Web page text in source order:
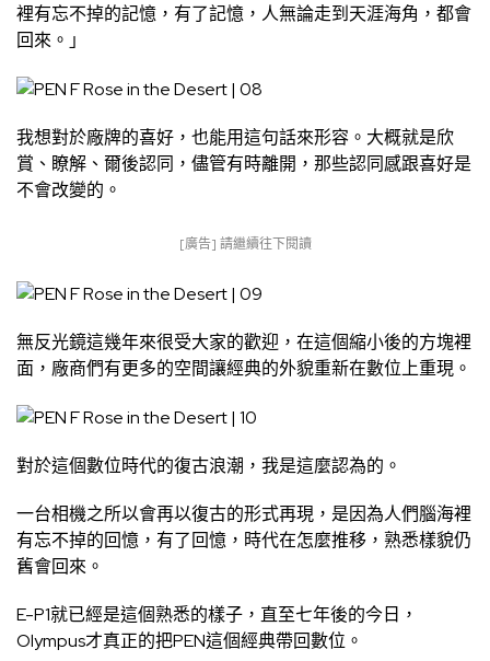
裡有忘不掉的記憶，有了記憶，人無論走到天涯海角，都會
回來。」
我想對於廠牌的喜好，也能用這句話來形容。大概就是欣
賞、瞭解、爾後認同，儘管有時離開，那些認同感跟喜好是
不會改變的。
[廣告] 請繼續往下閱讀
無反光鏡這幾年來很受大家的歡迎，在這個縮小後的方塊裡
面，廠商們有更多的空間讓經典的外貌重新在數位上重現。
對於這個數位時代的復古浪潮，我是這麼認為的。
一台相機之所以會再以復古的形式再現，是因為人們腦海裡
有忘不掉的回憶，有了回憶，時代在怎麼推移，熟悉樣貌仍
舊會回來。
E-P1就已經是這個熟悉的樣子，直至七年後的今日，
Olympus才真正的把PEN這個經典帶回數位。